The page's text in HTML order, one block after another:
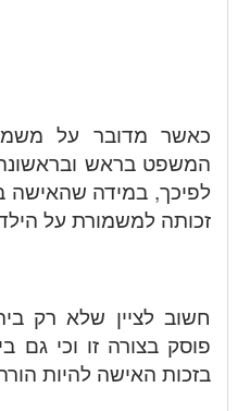
כאשר מדובר על
המשפט בראש
לפיכך, במידה
זכותה למשמורת על
חשוב לציין שלא רק
פוסק בצורה זו וכי גם
בזכות האישה להיות